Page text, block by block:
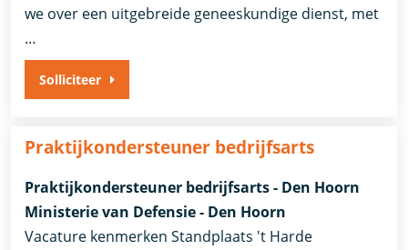
we over een uitgebreide geneeskundige dienst, met
…
Solliciteer
Praktijkondersteuner bedrijfsarts
Praktijkondersteuner bedrijfsarts - Den Hoorn
Ministerie van Defensie - Den Hoorn
Vacature kenmerken Standplaats 't Harde